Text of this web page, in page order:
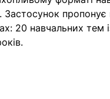
20 навчальних тем